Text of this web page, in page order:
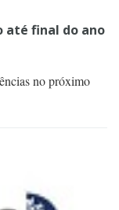
até final do ano
no próximo